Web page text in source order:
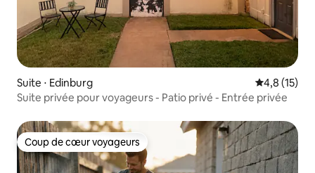
Suite ⋅ Edinburg Évaluation
4,8 (15)
Suite privée pour voyageurs - Patio privé - Entrée privée
Coup de cœur voyageurs
Coup de cœur voyageurs